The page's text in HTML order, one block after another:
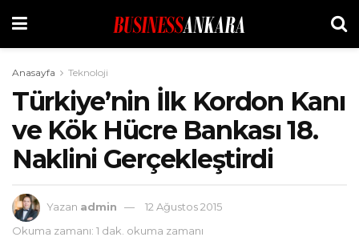
Anasayfa Teknoloji
Türkiye’nin İlk Kordon Kanı
ve Kök Hücre Bankası 18.
Naklini Gerçekleştirdi
Yazan admin
12 Ağustos 2015
Okuma zamanı: 1 dak. okuma zamanı